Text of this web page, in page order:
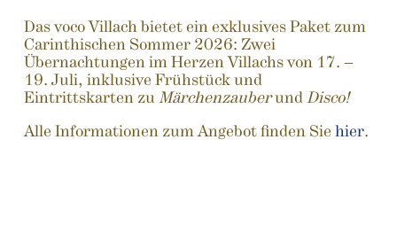
Das voco Villach bietet ein exklusives Paket zum
Carinthischen Sommer 2026: Zwei
Übernachtungen im Herzen Villachs von 17. –
19. Juli, inklusive Frühstück und
Eintrittskarten zu Märchenzauberund Disco!
Alle Informationen zum Angebot finden Sie hier.